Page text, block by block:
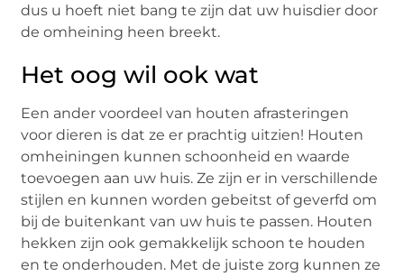
dus u hoeft niet bang te zijn dat uw huisdier door
de omheining heen breekt.
Het oog wil ook wat
Een ander voordeel van houten afrasteringen
voor dieren is dat ze er prachtig uitzien! Houten
omheiningen kunnen schoonheid en waarde
toevoegen aan uw huis. Ze zijn er in verschillende
stijlen en kunnen worden gebeitst of geverfd om
bij de buitenkant van uw huis te passen. Houten
hekken zijn ook gemakkelijk schoon te houden
en te onderhouden. Met de juiste zorg kunnen ze